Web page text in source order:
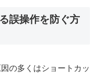
誤操作を防ぐ方
の多くはショートカッ